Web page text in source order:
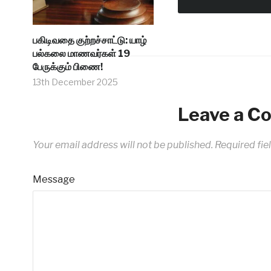
பகிடிவதை குற்றச்சாட்டு: யாழ்
பல்கலை மாணவர்கள் 19
பேருக்கும் பிணை!
13th December 2025
Leave a
Your email address will not be published. Required
Message